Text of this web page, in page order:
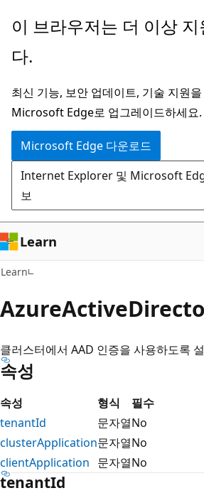
주
콘
츠
로
건
너
뛰
기
이 브라우저는 더 이상
다.
최신 기능, 보안 업데이트, 기술 지원
Microsoft Edge로 업그레이드하세요.
Microsoft Edge 다운로드
Internet Explorer 및 Microsoft
보
Learn
Learn
클러스터에서 AAD 인증을 사용하도록
속성
속성 형식
필수
tenantId
문자열No
clusterApplication문자열No
clientApplication 문자열No
tenantId